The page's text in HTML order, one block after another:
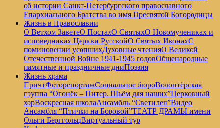
об истории Санкт-Петербургского православного
Епархиального Братства во имя Пресвятой Богородицы
Жизнь в Православии
О Ветхом ЗаветеО ПостахО СвятыхО Новомучениках и
исповедниках Церкви РусскойО Святых ИконахО
поминовении усопшихДуховные чтенияО Великой
Отечественной Войне 1941-1945 годовОбщенародные
памятные и праздничные дниПоэзия
Жизнь храма
ПричтФоторепортажСоциальное бюроВолонтёрская
группа “Огонёк – Питер. Шьём для наших”Церковный
хорВоскресная школаАнсамбль “Светилен”Видео
Ансамбля “Птички на Боровой”ТЕАТР ДРАМЫ имени
Ольги БерггольцВиртуальный тур